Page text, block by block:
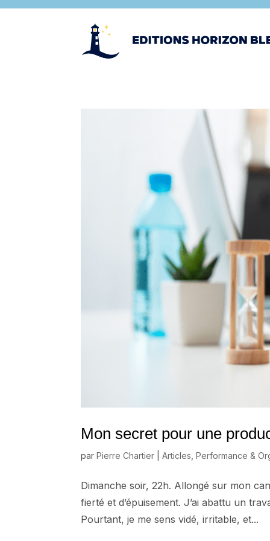
Mon secret pour une
parPierre Chartier |Articles ,Performance &
Dimanche soir, 22h. Allongé sur mon
fierté et d’épuisement. J’ai abattu un
Pourtant, je me sens vidé, irritable, et...